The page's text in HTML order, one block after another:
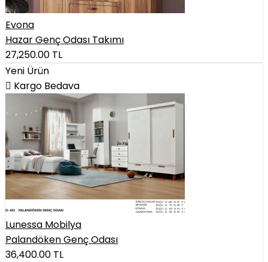
Evona
Hazar Genç Odası Takımı
27,250.00 TL
Yeni Ürün
Kargo Bedava
Lunessa Mobilya
Palandöken Genç Odası
36,400.00 TL